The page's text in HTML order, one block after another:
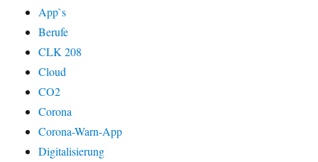
App`s
Berufe
CLK 208
Cloud
CO2
Corona
Corona-Warn-App
Digitalisierung